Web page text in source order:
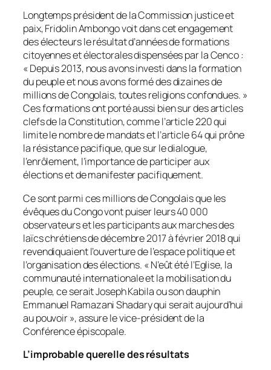
Longtemps président de la Commission justice et
paix, Fridolin Ambongo voit dans cet engagement
des électeurs le résultat d’années de formations
citoyennes et électorales dispensées par la Cenco :
«Depuis 2013, nous avons investi dans la formation
du peuple et nous avons formé des dizaines de
millions de Congolais, toutes religions confondues. »
Ces formations ont porté aussi bien sur des articles
clefs de la Constitution, comme l’article 220 qui
limite le nombre de mandats et l’article 64 qui prône
la résistance pacifique, que sur le dialogue,
l’enrôlement, l’importance de participer aux
élections et de manifester pacifiquement.
Ce sont parmi ces millions de Congolais que les
évêques du Congo vont puiser leurs 40 000
observateurs et les participants aux marches des
laïcs chrétiens de décembre 2017 à février 2018 qui
revendiquaient l’ouverture de l’espace politique et
l’organisation des élections. «N’eût été l’Eglise, la
communauté internationale et la mobilisation du
peuple, ce serait Joseph Kabila ou son dauphin
Emmanuel Ramazani Shadary qui serait aujourd’hui
au pouvoir», assure le vice-président de la
Conférence épiscopale.
L’improbable querelle des résultats